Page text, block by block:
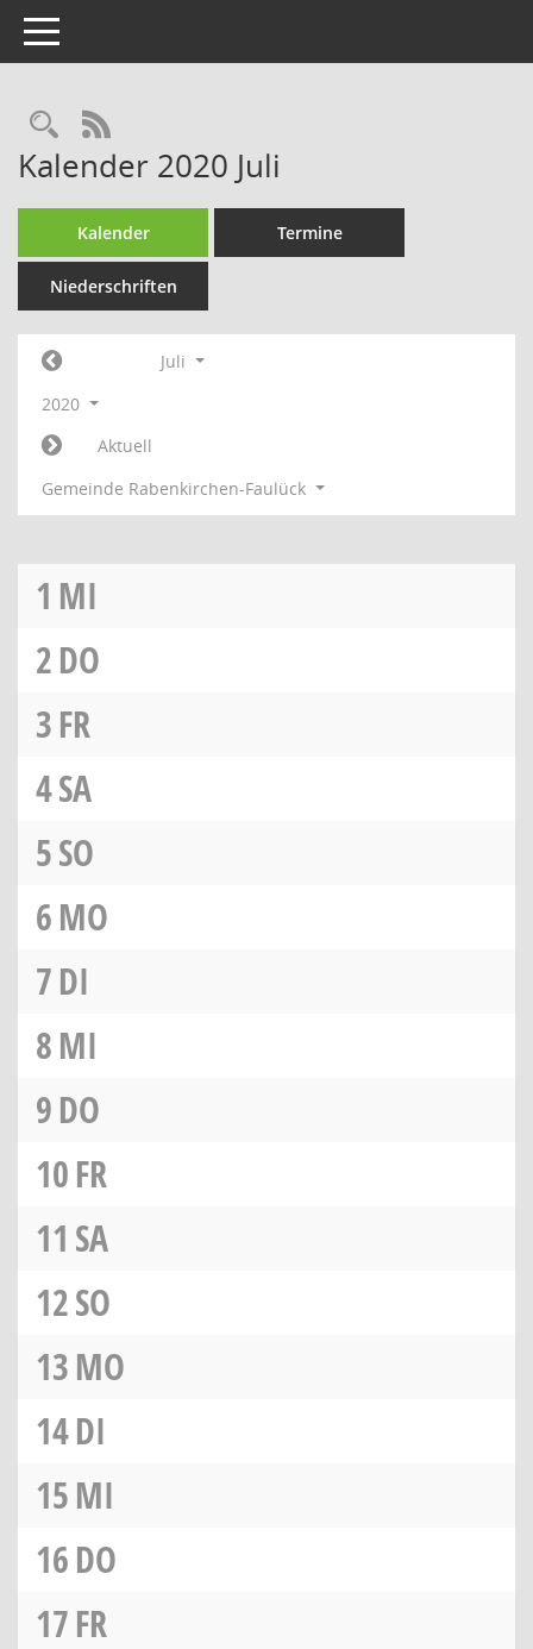
Toggle navigation
Rechercheauswahl
RSS-Feed
Kalender 2020 Juli
Kalender Termine
Niederschriften
Juli
2020
Aktuell
Gemeinde Rabenkirchen-Faulück
1 MI
2DO
3FR
4SA
5SO
6MO
7DI
8MI
9DO
10FR
11 SA
12SO
13MO
14DI
15MI
16DO
17FR